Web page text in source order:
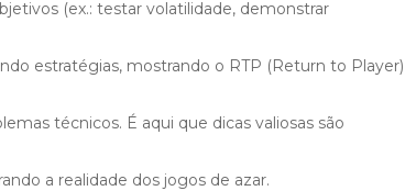
(ex.: testar volatilidade, demonstrar
estratégias, mostrando o RTP (Return to Player)
técnicos. É aqui que dicas valiosas são
a realidade dos jogos de azar.